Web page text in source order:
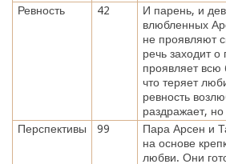
Ревность
42
И парень, и
влюбленных
не проявляют
речь заходит
проявляет
что теряет
ревность
раздражает, но
Перспективы
99
Пара Арсен и
на основе
любви. Они